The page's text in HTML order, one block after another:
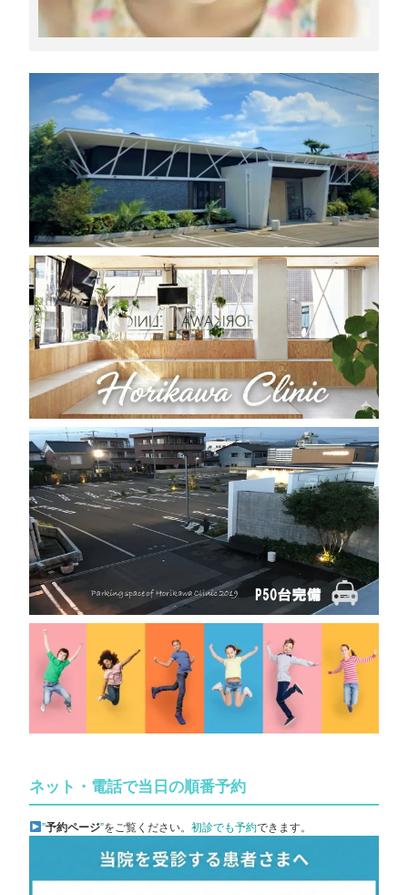
ネット・電話で当日の順番予約
”予約ページ”をご覧ください。 初診でも予約できます。